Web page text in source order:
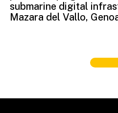
submarine digital
Mazara del Vallo,